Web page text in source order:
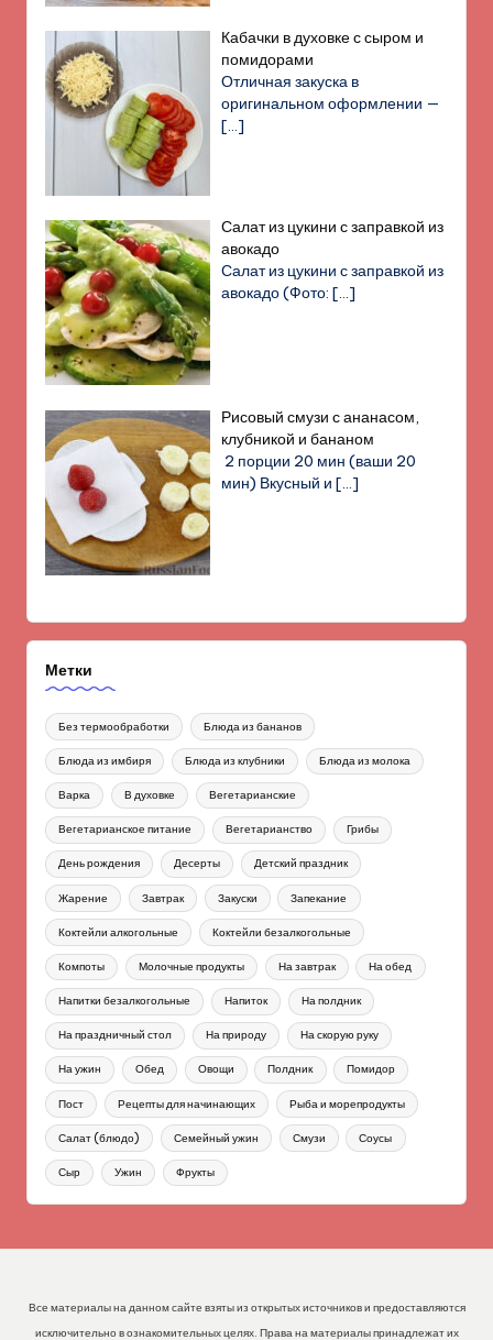
Кабачки в духовке с сыром и
помидорами
Отличная закуска в
оригинальном оформлении —
[…]
Салат из цукини с заправкой из
авокадо
Салат из цукини с заправкой из
авокадо (Фото:[…]
Рисовый смузи с ананасом,
клубникой и бананом
2 порции 20 мин (ваши 20
мин) Вкусный и[…]
Метки
Без термообработки Блюда из бананов
Блюда из имбиря Блюда из клубники Блюда из молока
Варка В духовке Вегетарианские
Вегетарианское питание Вегетарианство Грибы
День рождения Десерты Детский праздник
Жарение Завтрак Закуски Запекание
Коктейли алкогольные Коктейли безалкогольные
Компоты Молочные продукты На завтрак На обед
Напитки безалкогольные Напиток На полдник
На праздничный стол На природу На скорую руку
На ужин Обед Овощи Полдник Помидор
Пост Рецепты для начинающих Рыба и морепродукты
Салат (блюдо) Семейный ужин Смузи Соусы
Сыр Ужин Фрукты
Все материалы на данном сайте взяты из открытых источников и предоставляются
исключительно в ознакомительных целях. Права на материалы принадлежат их